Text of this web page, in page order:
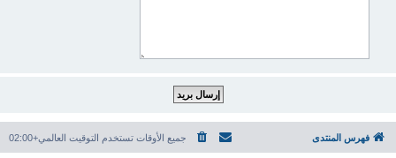
فهرس المنتدى جميع الأوقات تستخدم التوقيت العالمي+02:00